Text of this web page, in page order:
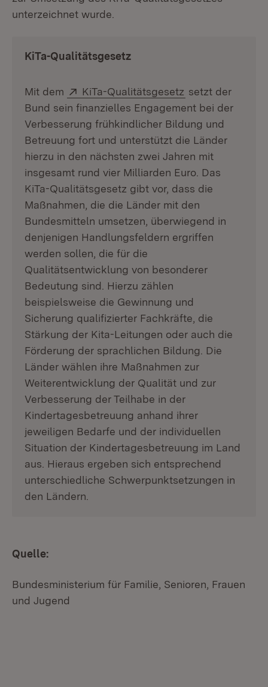
unterzeichnet wurde.
KiTa-Qualitätsgesetz
Mit dem Extern:
KiTa-Qualitätsgesetz (Öffnet in
setzt der
Bund sein finanzielles Engagement bei der
Verbesserung frühkindlicher Bildung und
Betreuung fort und unterstützt die Länder
hierzu in den nächsten zwei Jahren mit
insgesamt rund vier Milliarden Euro. Das
KiTa-Qualitätsgesetz gibt vor, dass die
Maßnahmen, die die Länder mit den
Bundesmitteln umsetzen, überwiegend in
denjenigen Handlungsfeldern ergriffen
werden sollen, die für die
Qualitätsentwicklung von besonderer
Bedeutung sind. Hierzu zählen
beispielsweise die Gewinnung und
Sicherung qualifizierter Fachkräfte, die
Stärkung der Kita-Leitungen oder auch die
Förderung der sprachlichen Bildung. Die
Länder wählen ihre Maßnahmen zur
Weiterentwicklung der Qualität und zur
Verbesserung der Teilhabe in der
Kindertagesbetreuung anhand ihrer
jeweiligen Bedarfe und der individuellen
Situation der Kindertagesbetreuung im Land
aus. Hieraus ergeben sich entsprechend
unterschiedliche Schwerpunktsetzungen in
den Ländern.
Quelle:
Bundesministerium für Familie, Senioren, Frauen
und Jugend